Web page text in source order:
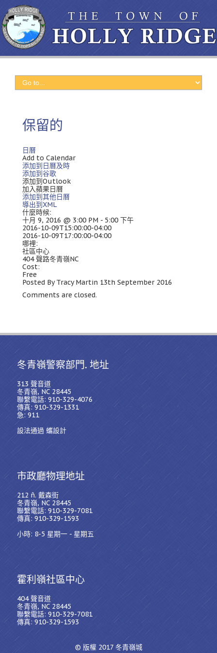
保留的
日曆
Add to Calendar
添加到日曆及時
添加到谷歌
添加到Outlook
加入蘋果日曆
添加到其他日曆
導出到XML
什麼時候:
十月 9, 2016 @ 3:00 PM - 5:00 下午
2016-10-09T15:00:00-04:00
2016-10-09T17:00:00-04:00
哪裡:
社區中心
404 聲路冬青嶺NC
Cost:
Free
Posted By Tracy Martin 13th September 2016
Comments are closed.
冬青嶺警察部門. 地址
313 聲音道
冬青嶺, NC 28445
聯繫電話: 910-329-4076
傳真: 910-329-1331
急: 911
設法通過 蠵設計
市政廳物理地址
212 ñ. 戴森街
冬青嶺, NC 28445
聯繫電話: 910-329-7081
傳真: 910-329-1593
小時: 8-5 星期一 - 星期五
霍利嶺社區中心
404 聲音道
冬青嶺, NC 28445
聯繫電話: 910-329-7081
傳真: 910-329-1593
© 版權 2017 冬青嶺城